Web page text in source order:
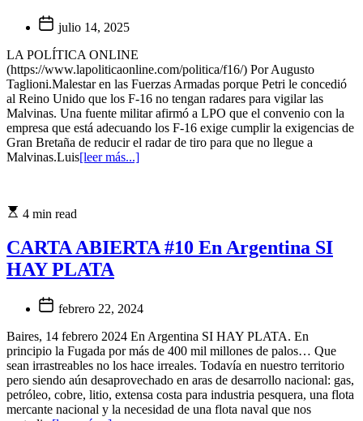
julio 14, 2025
LA POLÍTICA ONLINE
(https://www.lapoliticaonline.com/politica/f16/) Por Augusto
Taglioni.Malestar en las Fuerzas Armadas porque Petri le concedió
al Reino Unido que los F-16 no tengan radares para vigilar las
Malvinas. Una fuente militar afirmó a LPO que el convenio con la
empresa que está adecuando los F-16 exige cumplir la exigencias de
Gran Bretaña de reducir el radar de tiro para que no llegue a
Malvinas.Luis[leer más...]
4 min read
CARTA ABIERTA #10 En Argentina SI
HAY PLATA
febrero 22, 2024
Baires, 14 febrero 2024 En Argentina SI HAY PLATA. En
principio la Fugada por más de 400 mil millones de palos… Que
sean irrastreables no los hace irreales. Todavía en nuestro territorio
pero siendo aún desaprovechado en aras de desarrollo nacional: gas,
petróleo, cobre, litio, extensa costa para industria pesquera, una flota
mercante nacional y la necesidad de una flota naval que nos